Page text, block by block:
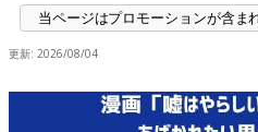
更新: 2026/08/04